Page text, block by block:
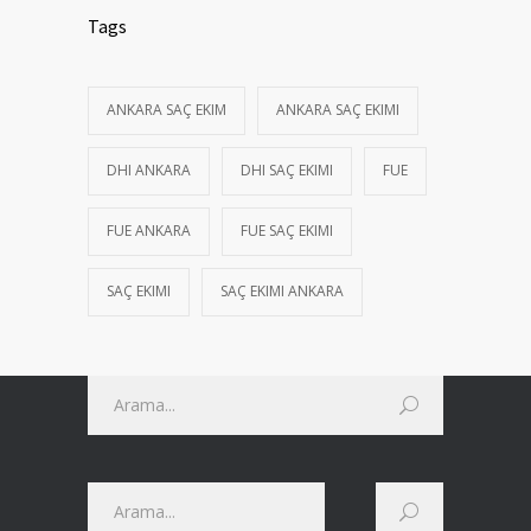
Tags
ANKARA SAÇ EKIM ANKARA SAÇ EKIMI
DHI ANKARA DHI SAÇ EKIMI FUE
FUE ANKARA FUE SAÇ EKIMI
SAÇ EKIMI SAÇ EKIMI ANKARA